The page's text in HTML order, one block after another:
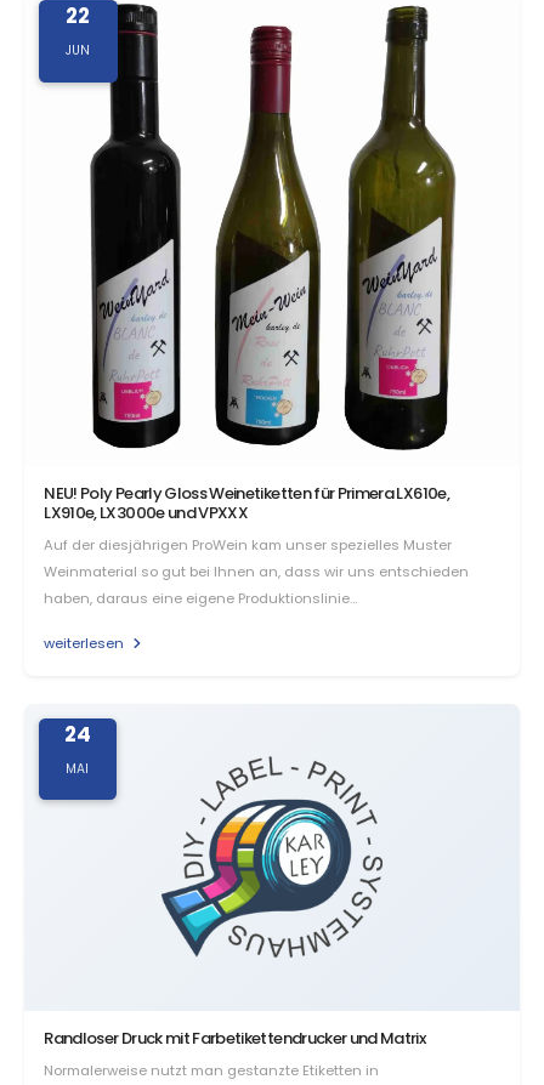
22
JUN
NEU! Poly Pearly Gloss Weinetiketten für Primera LX610e,
LX910e, LX3000e und VPXXX
Auf der diesjährigen ProWein kam unser spezielles Muster
Weinmaterial so gut bei Ihnen an, dass wir uns entschieden
haben, daraus eine eigene Produktionslinie…
weiterlesen
24
MAI
Randloser Druck mit Farbetikettendrucker und Matrix
Normalerweise nutzt man gestanzte Etiketten in